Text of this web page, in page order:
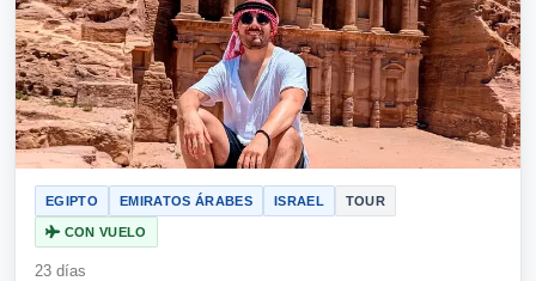
EGIPTO EMIRATOS ÁRABES ISRAEL TOUR
CON VUELO
23 días